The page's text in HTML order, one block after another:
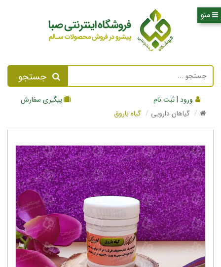
جستجو
ورود | ثبت نام
پیگیری سفارش
گیاهان دارویی
گیاه باروق